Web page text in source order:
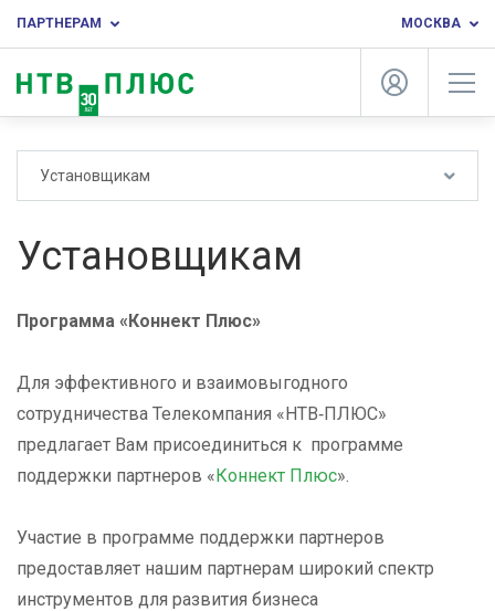
ПАРТНЕРАМ МОСКВА
Установщикам
Установщикам
Программа «Коннект Плюс»
Для эффективного и взаимовыгодного
сотрудничества Телекомпания «НТВ‑ПЛЮС»
предлагает Вам присоединиться к программе
поддержки партнеров «Коннект Плюс».
Участие в программе поддержки партнеров
предоставляет нашим партнерам широкий спектр
инструментов для развития бизнеса